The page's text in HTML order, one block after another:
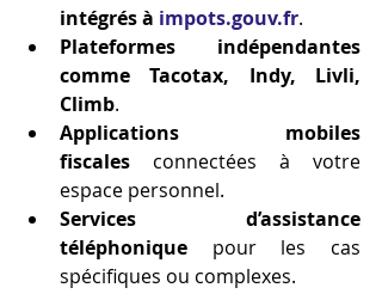
intégrés à impots.gouv.fr.
Plateformes indépendantes
comme Tacotax, Indy, Livli,
Climb.
Applications mobiles
fiscales connectées à votre
espace personnel.
Services d’assistance
téléphonique pour les cas
spécifiques ou complexes.